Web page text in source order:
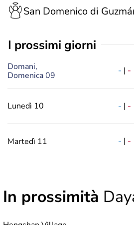
San Domenico di
i prossimi giorni
Domani,
Domenica 09
- | -
Lunedì 10 - | -
Martedì 11 - | -
In prossimità